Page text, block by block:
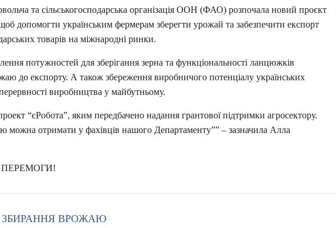
та сільськогосподарська організація ООН (ФАО) розпочала новий проєкт
допомогти українським фермерам зберегти урожай та забезпечити експорт
товарів на міжнародні ринки.
потужностей для зберігання зерна та функціональності ланцюжків
до експорту. А також збереження виробничого потенціалу українських
виробництва у майбутньому.
“єРобота”, яким передбачено надання грантової підтримки агросектору.
можна отримати у фахівців нашого Департаменту”” – зазначила Алла
ПЕРЕМОГИ!
ЗБИРАННЯ ВРОЖАЮ